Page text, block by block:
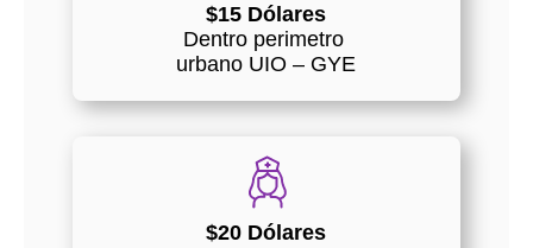
$15 Dólares
Dentro perimetro
urbano UIO – GYE
$20 Dólares